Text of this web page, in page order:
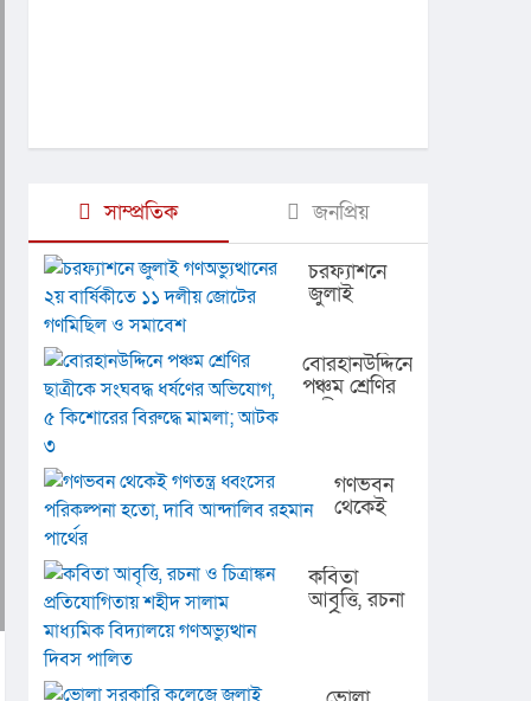
সাম্প্রতিক জনপ্রিয়
চরফ্যাশনে
জুলাই
গণঅভ্যুত্থানের
১১ দলীয়
জোটের
গণমিছিল ও
বোরহানউদ্দিনে
পঞ্চম শ্রেণির
ছাত্রীকে
অভিযোগ, ৫
কিশোরের
বিরুদ্ধে
৩
গণভবন
থেকেই
পরিকল্পনা
হতো,
দাবি
পার্থের
কবিতা
আবৃত্তি, রচনা
ও চিত্রাঙ্কন
মাধ্যমিক